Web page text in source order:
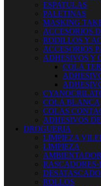
ESPATULAS
PALETINAS
MASKING
ACCESORIOS
RODILLOS Y
ACCESORIOS
ADHESIVOS Y
COLA
COLA BLANCA
COLAS
ADHESIVOS
DROGUERIA
LIMPIEZA
LIMPIEZA
ROLLOS